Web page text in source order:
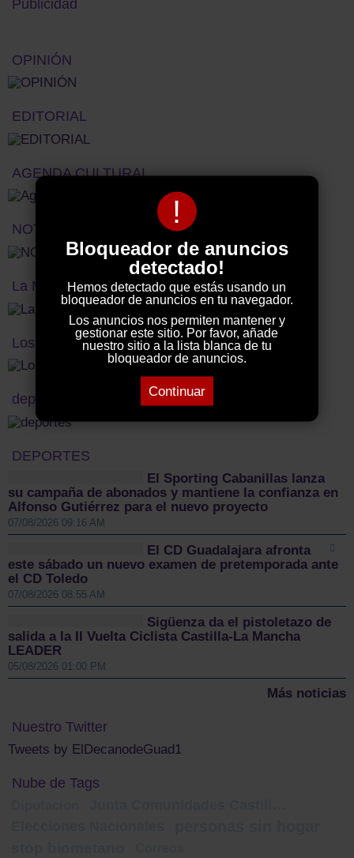
!
Bloqueador de anuncios
detectado!
Hemos detectado que estás usando un
bloqueador de anuncios en tu navegador.
Los anuncios nos permiten mantener y
gestionar este sitio. Por favor, añade
nuestro sitio a la lista blanca de tu
bloqueador de anuncios.
Continuar
Publicidad
OPINIÓN
EDITORIAL
AGENDA CULTURAL
NOTICIAS NACIONALES
La Máquina del Tiempo
Los vecinos denuncian
deportes titulo
DEPORTES
El Sporting Cabanillas lanza
su campaña de abonados y mantiene la confianza en
Alfonso Gutiérrez para el nuevo proyecto
07/08/2026 09:16 AM
El CD Guadalajara afronta
este sábado un nuevo examen de pretemporada ante
el CD Toledo
07/08/2026 08:55 AM
Sigüenza da el pistoletazo de
salida a la II Vuelta Ciclista Castilla-La Mancha
LEADER
05/08/2026 01:00 PM
Más noticias
Nuestro Twitter
Tweets by ElDecanodeGuad1
Nube de Tags